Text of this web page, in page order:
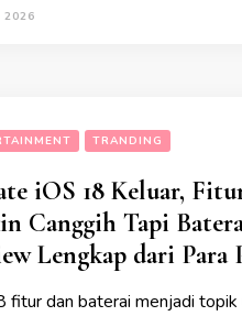
2026
TRANDING
iOS 18 Keluar,
Canggih Tapi
Lengkap dari Para
fitur dan baterai menjadi